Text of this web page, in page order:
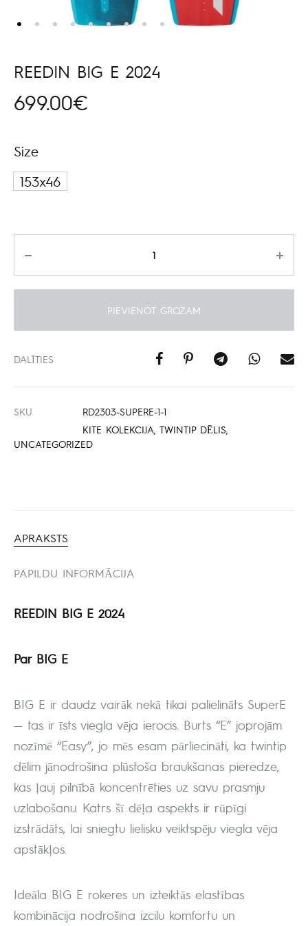
REEDIN BIG E 2024
699.00€
Size
153x46
PIEVIENOT GROZAM
DALĪTIES
SKU
RD2303-SUPERE-1-1
KITE KOLEKCIJA TWINTIP DĒLIS
UNCATEGORIZED
APRAKSTS
PAPILDU INFORMĀCIJA
REEDIN BIG E 2024
Par BIG E
BIG E ir daudz vairāk nekā tikai palielināts SuperE
— tas ir īsts viegla vēja ierocis. Burts “E” joprojām
nozīmē “Easy”, jo mēs esam pārliecināti, ka twintip
dēlim jānodrošina plūstoša braukšanas pieredze,
kas ļauj pilnībā koncentrēties uz savu prasmju
uzlabošanu. Katrs šī dēļa aspekts ir rūpīgi
izstrādāts, lai sniegtu lielisku veiktspēju viegla vēja
apstākļos.
Ideāla BIG E rokeres un izteiktās elastības
kombinācija nodrošina izcilu komfortu un